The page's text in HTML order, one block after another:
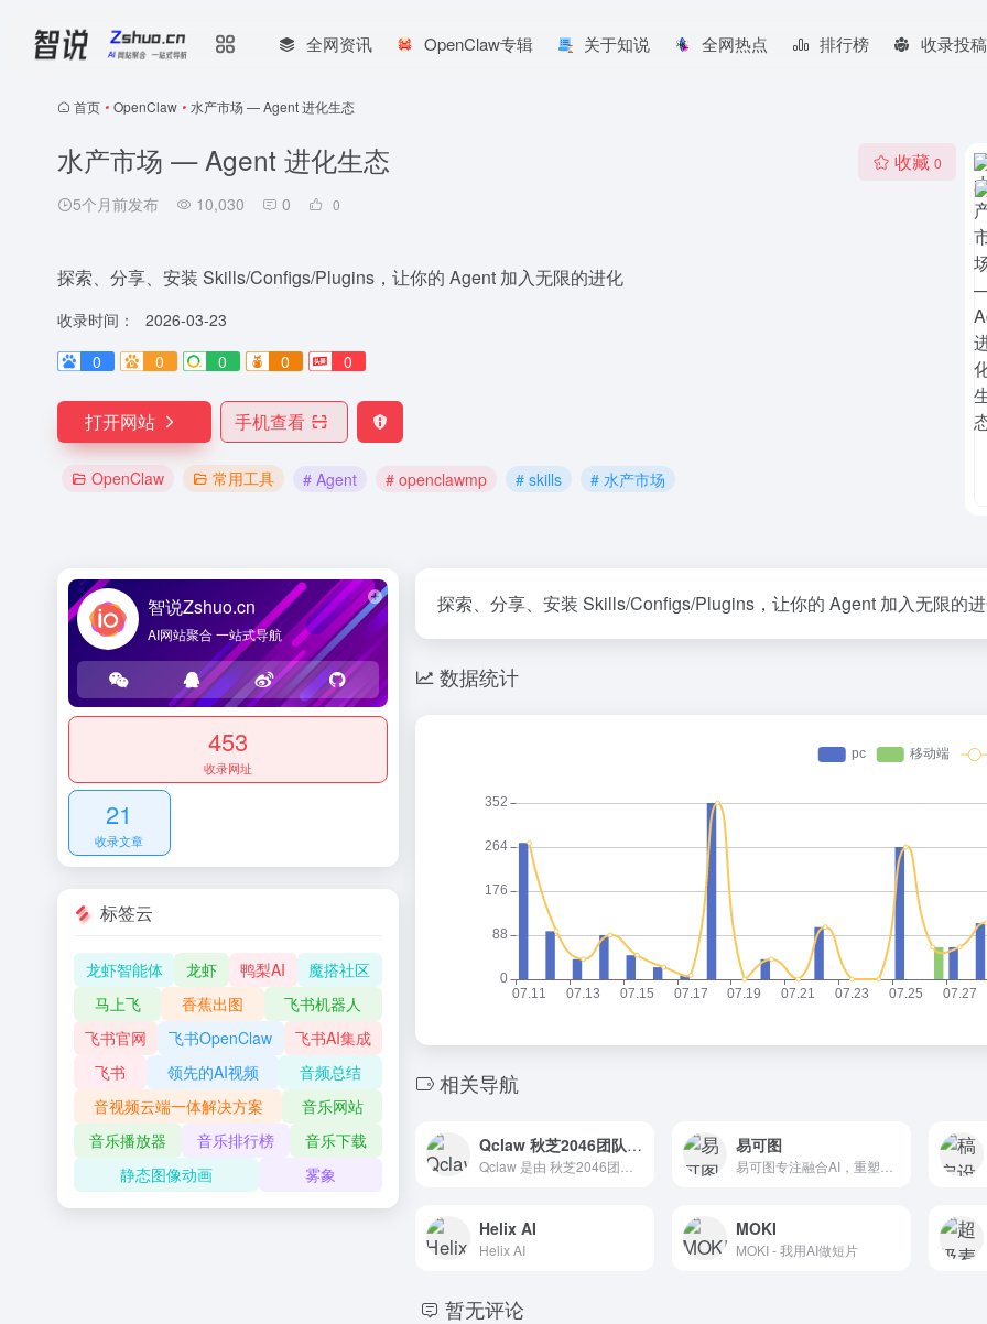
全网资讯 OpenClaw专辑 关于知说 全网热点 排行榜 收录投稿
首页 • OpenClaw • 水产市场 — Agent 进化生态
水产市场 — Agent 进化生态
5个月前发布 10,030 0 0
收藏 0
探索、分享、安装 Skills/Configs/Plugins，让你的 Agent 加入无限的进化
收录时间：
2026-03-23
0
0 0 0 0
打开网站 手机查看
OpenClaw 常用工具 # Agent # openclawmp # skills # 水产市场
探索、分享、安装 Skills/Configs/Plugins，让你的 Agent 加入无限的
数据统计
相关导航
Qclaw 秋芝2046团队开发 易可图
Helix AI
Helix AI
MOKI
MOKI - 我用AI做短片
暂无评论
智说Zshuo.cn
AI网站聚合 一站式导航
453
收录网址
21
收录文章
标签云
龙虾智能体 龙虾 鸭梨AI
魔搭社区
马上飞
香蕉出图
飞书机器人
飞书官网
飞书OpenClaw
飞书AI集成
飞书
领先的AI视频
音频总结
音视频云端一体解决方案
音乐网站
音乐播放器
音乐排行榜
音乐下载
静态图像动画
雾象